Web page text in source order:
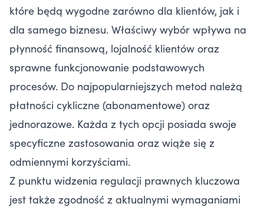
które będą wygodne zarówno dla klientów, jak i
dla samego biznesu. Właściwy wybór wpływa na
płynność finansową, lojalność klientów oraz
sprawne funkcjonowanie podstawowych
procesów. Do najpopularniejszych metod należą
płatności cykliczne (abonamentowe) oraz
jednorazowe. Każda z tych opcji posiada swoje
specyficzne zastosowania oraz wiąże się z
odmiennymi korzyściami.
Z punktu widzenia regulacji prawnych kluczowa
jest także zgodność z aktualnymi wymaganiami